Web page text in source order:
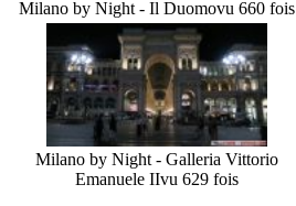
Milano by Night - Il Duomovu 660 fois
Milano by Night - Galleria Vittorio
Emanuele IIvu 629 fois